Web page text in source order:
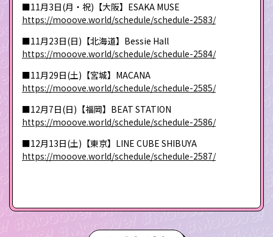
■11月3日(月・祝)【大阪】ESAKA MUSE
https://mooove.world/schedule/schedule-2583/
■11月23日(日)【北海道】Bessie Hall
https://mooove.world/schedule/schedule-2584/
■11月29日(土)【宮城】MACANA
https://mooove.world/schedule/schedule-2585/
■12月7日(日)【福岡】BEAT STATION
https://mooove.world/schedule/schedule-2586/
■12月13日(土)【東京】LINE CUBE SHIBUYA
https://mooove.world/schedule/schedule-2587/